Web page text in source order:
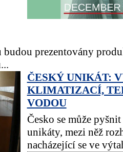
prezentovány
ČESKÝ UNIKÁT:
KLIMATIZACÍ,
VODOU
Česko se může
unikáty, mezi něž
nacházející se ve